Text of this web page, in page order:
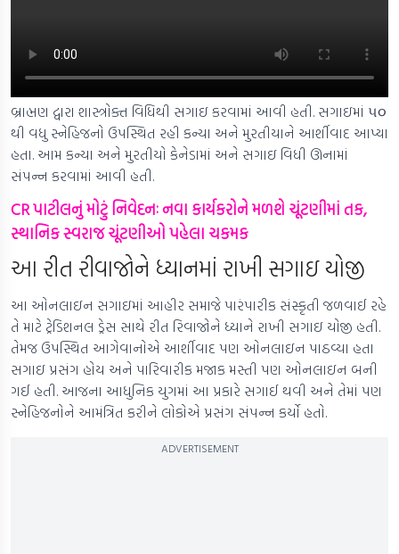
બ્રાહ્મણ દ્વારા શાસ્ત્રોક્ત વિધિથી સગાઇ કરવામાં આવી હતી. સગાઇમાં ૫૦
થી વધુ સ્નેહિજનો ઉપસ્થિત રહી કન્યા અને મુરતીયાને આર્શીવાદ આપ્યા
હતા. આમ કન્યા અને મુરતીયો કેનેડામાં અને સગાઇ વિધી ઊનામાં
સંપન્ન કરવામાં આવી હતી.
CR પાટીલનું મોટું નિવેદનઃ નવા કાર્યકરોને મળશે ચૂંટણીમાં તક,
સ્થાનિક સ્વરાજ ચૂંટણીઓ પહેલા ચકમક
આ રીત રીવાજોને ધ્યાનમાં રાખી સગાઇ યોજી
આ ઓનલાઇન સગાઇમાં આહીર સમાજે પારંપારીક સંસ્કૃતી જળવાઈ રહે
તે માટે ટ્રેડિશનલ ડ્રેસ સાથે રીત રિવાજોને ધ્યાને રાખી સગાઇ યોજી હતી.
તેમજ ઉપસ્થિત આગેવાનોએ આર્શીવાદ પણ ઓનલાઇન પાઠવ્યા હતા
સગાઇ પ્રસંગ હોય અને પારિવારીક મજાક મસ્તી પણ ઓનલાઇન બની
ગઈ હતી. આજના આધુનિક યુગમાં આ પ્રકારે સગાઈ થવી અને તેમાં પણ
સ્નેહિજનોને આમંત્રિત કરીને લોકોએ પ્રસંગ સંપન્ન કર્યો હતો.
ADVERTISEMENT